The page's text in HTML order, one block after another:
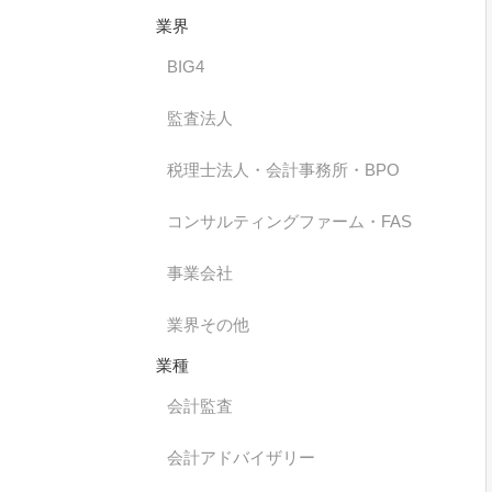
業界
BIG4
監査法人
税理士法人・会計事務所・BPO
コンサルティングファーム・FAS
事業会社
業界その他
業種
会計監査
会計アドバイザリー